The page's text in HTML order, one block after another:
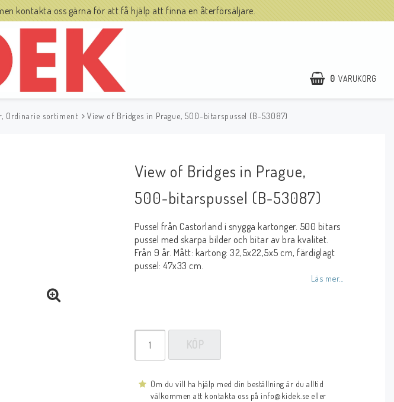
kontakta oss gärna för att få hjälp att finna en återförsäljare.
0 VARUKORG
Ordinarie sortiment View of Bridges in Prague, 500-bitarspussel (B-53087)
View of Bridges in Prague,
500-bitarspussel (B-53087)
Pussel från Castorland i snygga kartonger. 500 bitars
pussel med skarpa bilder och bitar av bra kvalitet.
Från 9 år. Mått: kartong: 32,5x22,5x5 cm, färdiglagt
pussel: 47x33 cm.
Läs mer...
KÖP
Om du vill ha hjälp med din beställning är du alltid
välkommen att kontakta oss på info@kidek.se eller